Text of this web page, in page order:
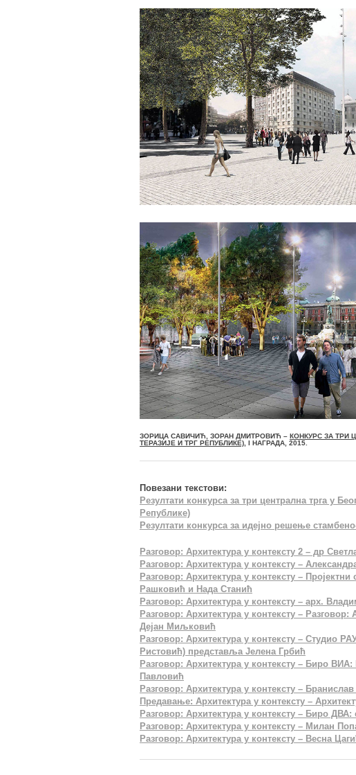
ЗОРИЦА САВИЧИЋ, ЗОРАН ДМИТРОВИЋ – КОНКУРС ЗА ТРИ
ТЕРАЗИЈЕ И ТРГ РЕПУБЛИКЕ) , I НАГРАДА, 2015.
Повезани текстови:
Резултати конкурса за три централна трга у
Републике)
Резултати конкурса за идејно решење
Разговор: Архитектура у контексту 2 – др
Разговор: Архитектура у контексту –
Разговор: Архитектура у контексту –
Рашковић и Нада Станић
Разговор: Архитектура у контексту – арх.
Разговор: Архитектура у контексту –
Дејан Миљковић
Разговор: Архитектура у контексту – Студио
Ристовић) представља Јелена Грбић
Разговор: Архитектура у контексту – Биро
Павловић
Разговор: Архитектура у контексту –
Предавање: Архитектура у контексту –
Разговор: Архитектура у контексту – Биро ДВА:
Разговор: Архитектура у контексту – Милан
Разговор: Архитектура у контексту – Весна